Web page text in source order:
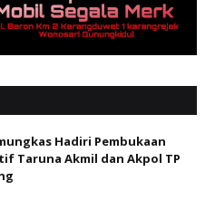
Hadiri Pembukaan
Taruna Akmil dan Akpol TP